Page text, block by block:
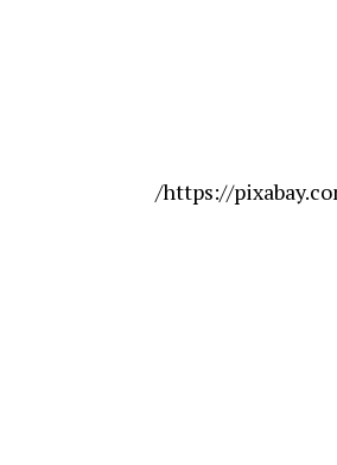
https://